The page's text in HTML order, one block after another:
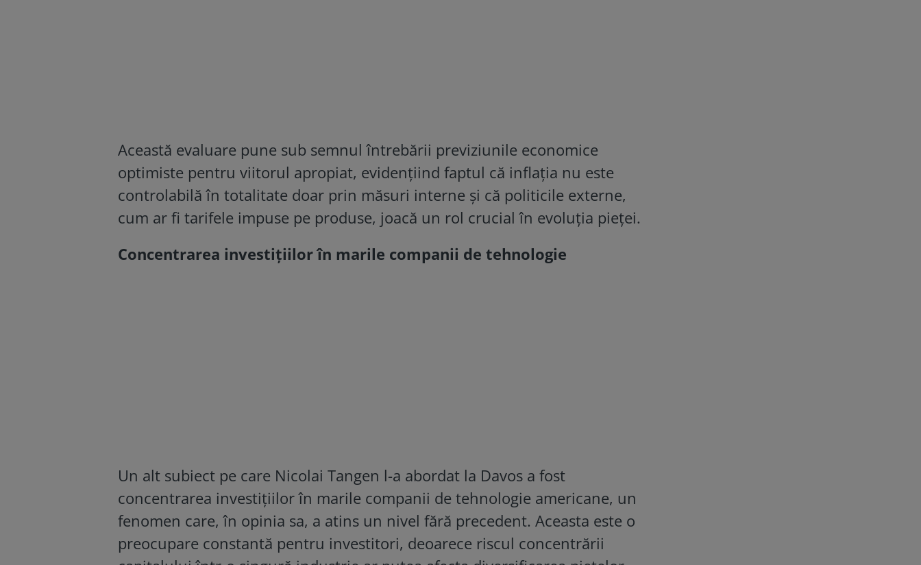
Această evaluare pune sub semnul întrebării previziunile economice
optimiste pentru viitorul apropiat, evidențiind faptul că inflația nu este
controlabilă în totalitate doar prin măsuri interne și că politicile externe,
cum ar fi tarifele impuse pe produse, joacă un rol crucial în evoluția pieței.
Concentrarea investițiilor în marile companii de tehnologie
Un alt subiect pe care Nicolai Tangen l-a abordat la Davos a fost
concentrarea investițiilor în marile companii de tehnologie americane, un
fenomen care, în opinia sa, a atins un nivel fără precedent. Aceasta este o
preocupare constantă pentru investitori, deoarece riscul concentrării